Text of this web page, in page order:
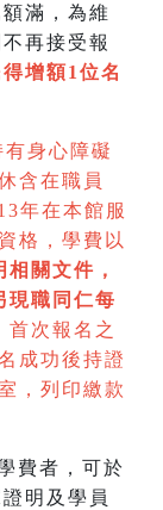
滿，為維
再接受報
增額1 位名
身心障礙
含在職員
年在本館服
格，學費以
關文件，
現職同仁每
首次報名之
成功後持證
，列印繳款
費者，可於
明及學員